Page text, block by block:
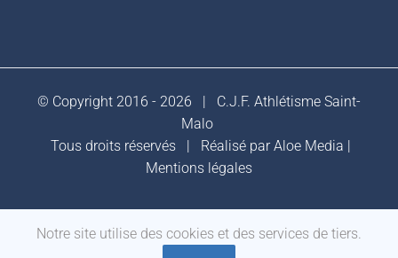
© Copyright 2016 - 2026 | C.J.F. Athlétisme Saint-
Malo
Tous droits réservés | Réalisé parAloe Media
Mentions légales
Facebook
Notre site utilise des cookies et des services de tiers.